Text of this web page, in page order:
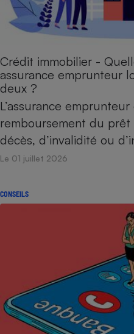
Crédit immobilier -
assurance emprunteur
deux ?
L’assurance
remboursement du
décès, d’invalidité ou
Le 01 juillet 2026
CONSEILS